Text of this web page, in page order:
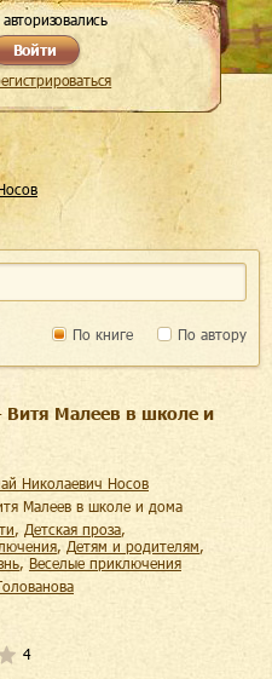
Войти
По книге По автору
Витя Малеев в школе и
Николаевич Носов
Малеев в школе и дома
, детская проза,
, детям и родителям,
,
веселые приключения
4